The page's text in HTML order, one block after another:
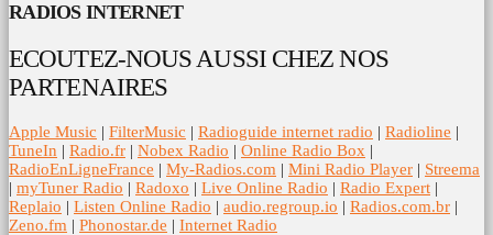
RADIOS INTERNET
ECOUTEZ-NOUS AUSSI CHEZ NOS
PARTENAIRES
Apple Music | FilterMusic | Radioguide internet radio | Radioline |
TuneIn | Radio.fr | Nobex Radio | Online Radio Box |
RadioEnLigneFrance | My-Radios.com | Mini Radio Player | Streema
| myTuner Radio | Radoxo | Live Online Radio | Radio Expert |
Replaio | Listen Online Radio | audio.regroup.io | Radios.com.br |
Zeno.fm | Phonostar.de | Internet Radio